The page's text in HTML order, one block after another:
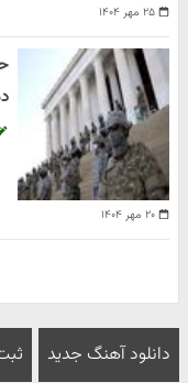
۲۵ مهر ۱۴۰۴
۲۰ مهر ۱۴۰۴
دانلود آهنگ جدید